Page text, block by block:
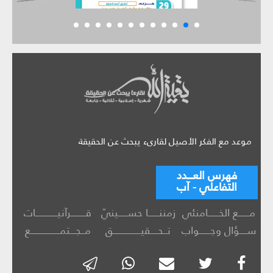
موعد مع الفكر الأصيل لقارىء يبحث عن الحقيقة
فهرس العـــدد
التفاعلي - آب
مــــــع الخــــــامنئي زمننــــــا حســـــينيّ
قــــــــرآنيــــــــــــات
ســــؤال وجــــــواب
تــحــــقيـــــــــــــــق مــجـــتمــــــــــــــــع